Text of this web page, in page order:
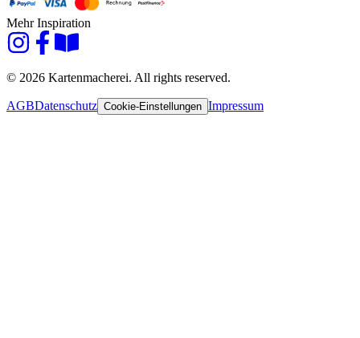
Mehr Inspiration
© 2026 Kartenmacherei. All rights reserved.
AGBDatenschutz Cookie-Einstellungen Impressum